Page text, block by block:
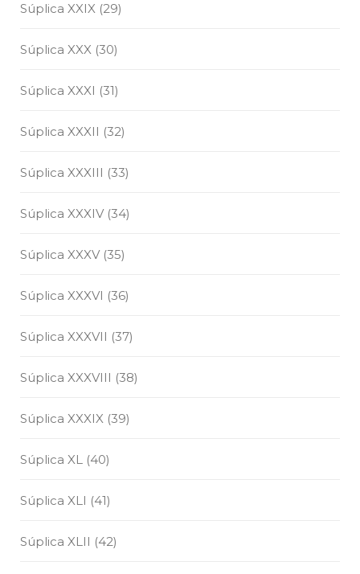
Súplica XXIX (29)
Súplica XXX (30)
Súplica XXXI (31)
Súplica XXXII (32)
Súplica XXXIII (33)
Súplica XXXIV (34)
Súplica XXXV (35)
Súplica XXXVI (36)
Súplica XXXVII (37)
Súplica XXXVIII (38)
Súplica XXXIX (39)
Súplica XL (40)
Súplica XLI (41)
Súplica XLII (42)